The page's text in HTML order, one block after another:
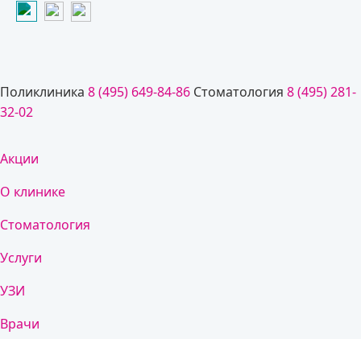
Поликлиника 8 (495) 649-84-86 Стоматология 8 (495) 281-
32-02
Акции
О клинике
Стоматология
Услуги
УЗИ
Врачи